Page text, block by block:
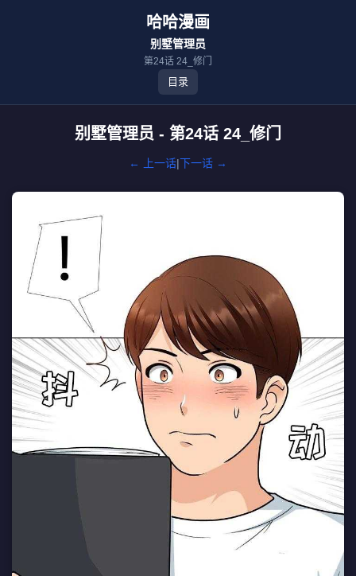
哈哈漫画
别墅管理员
第24话 24_修门
目录
别墅管理员 - 第24话 24_修门
← 上一话|下一话 →